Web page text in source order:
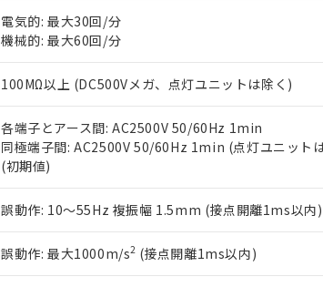
電気的: 最大30回/分
機械的: 最大60回/分
100MΩ以上 (DC500Vメガ、点灯ユニットは除く)
各端子とアース間: AC2500V 50/60Hz 1min
同極端子間: AC2500V 50/60Hz 1min (点灯ユニット
(初期値)
誤動作: 10～55Hz 複振幅 1.5mm (接点開離1ms以内)
誤動作: 最大1000m/s2 (接点開離1ms以内)
いる法人を指します。
EU RoHS指令（10物質）の非含有証明書
51物質の非含有証明書（当社基準）
※本証明書は発行日時点で非含有を証明するもの
また、RoHS指令のフタル酸エステル類４物質の
混在することから備考欄に対応日を記載しており
既に当社にて対応品への在庫切替を完了してい
り割愛しております。